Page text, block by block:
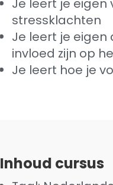
Je leert je eigen
stressklachten
Je leert je
invloed zijn op
Je leert hoe je
Inhoud cursus